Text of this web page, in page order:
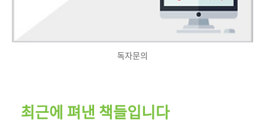
독자문의
최근에 펴낸 책들입니다